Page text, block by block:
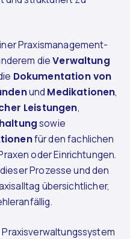
Praxismanagement-
dieVerwaltung
Dokumentation von
und Medikationen,
Leistungen,
sowie
für den fachlichen
oder Einrichtungen.
Prozesse und den
übersichtlicher,